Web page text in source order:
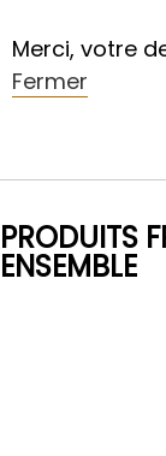
Merci, votre
Fermer
PRODUITS
ENSEMBLE